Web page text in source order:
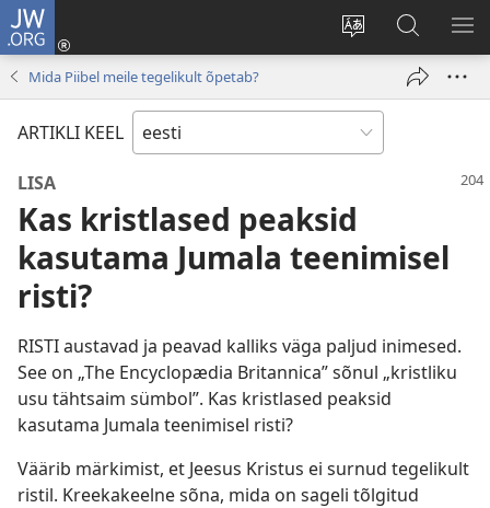
JW.ORG
Muuda
veebisaidi
Logi
sisse
akna)
Otsi
saidilt
JW.ORG
Mida Piibel meile tegelikult õpetab?
ARTIKLI KEEL
LISA
Kas kristlased peaksid
kasutama Jumala teenimisel
risti?
RISTI austavad ja peavad kalliks väga paljud inimesed.
See on „The Encyclopædia Britannica” sõnul „kristliku
usu tähtsaim sümbol”. Kas kristlased peaksid
kasutama Jumala teenimisel risti?
Väärib märkimist, et Jeesus Kristus ei surnud tegelikult
ristil. Kreekakeelne sõna, mida on sageli tõlgitud